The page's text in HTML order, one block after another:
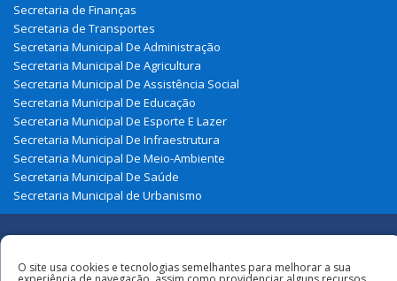
Secretaria de Finanças
Secretaria de Transportes
Secretaria Municipal De Administração
Secretaria Municipal De Agricultura
Secretaria Municipal De Assistência Social
Secretaria Municipal De Educação
Secretaria Municipal De Esporte E Lazer
Secretaria Municipal De Infraestrutura
Secretaria Municipal De Meio-Ambiente
Secretaria Municipal De Saúde
Secretaria Municipal de Urbanismo
Redes
O site usa cookies e tecnologias semelhantes para melhorar a sua